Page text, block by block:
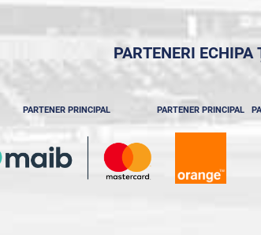
PARTENERI ECHIPA
PARTENER PRINCIPAL PARTENER PRINCIPAL